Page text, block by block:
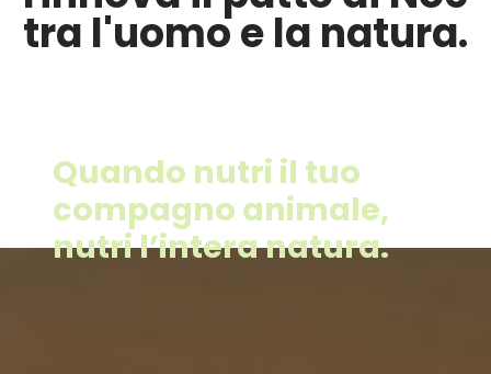
tra l'uomo e la natura.
Quando nutri il tuo
compagno animale,
nutri l’intera natura.